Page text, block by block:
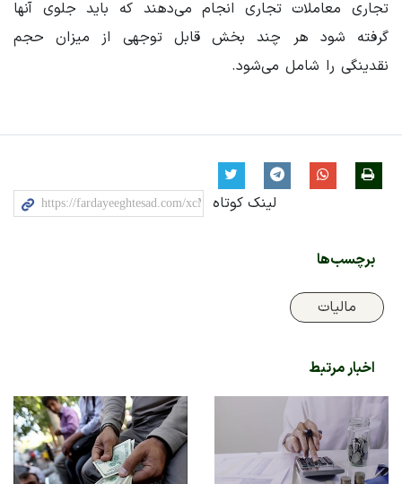
تجاری معاملات تجاری انجام می‌دهند که باید جلوی آنها
گرفته شود هر چند بخش قابل توجهی از میزان حجم
نقدینگی را شامل می‌شود.
لینک کوتاه
برچسب‌ها
مالیات
اخبار مرتبط